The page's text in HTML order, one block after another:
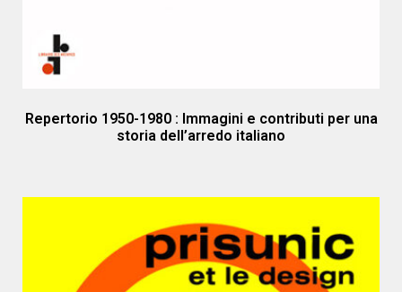
Repertorio 1950-1980 : Immagini e contributi per una
storia dell’arredo italiano